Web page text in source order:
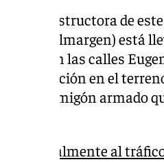
UTE constructora de
de Almargen) está
guía en las calles
la alineación en el
de hormigón armado
totalmente al